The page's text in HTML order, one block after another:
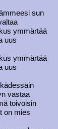
sun
ymmärtää
uus
ymmärtää
uus
vastaa
toivoisin
on mies